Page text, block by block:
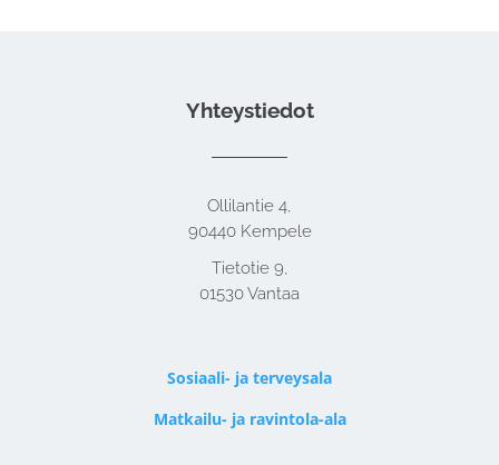
Yhteystiedot
Ollilantie 4,
90440 Kempele
Tietotie 9,
01530 Vantaa
Sosiaali- ja terveysala
Matkailu- ja ravintola-ala